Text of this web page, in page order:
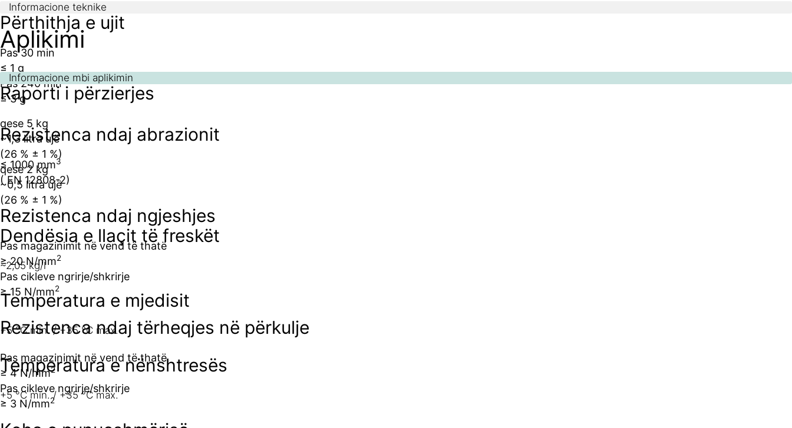
Informacione teknike
Përthithja e ujit
Pas 30 min
≤ 1 g
Pas 240 min
≤ 3 g
Rezistenca ndaj abrazionit
≤ 1000 mm3
( EN 12808-2)
Rezistenca ndaj ngjeshjes
Pas magazinimit në vend të thatë
≥ 20 N/mm2
Pas cikleve ngrirje/shkrirje
≥ 15 N/mm2
Rezistenca ndaj tërheqjes në përkulje
Pas magazinimit në vend të thatë
≥ 4 N/mm2
Pas cikleve ngrirje/shkrirje
≥ 3 N/mm2
Aplikimi
Informacione mbi aplikimin
Raporti i përzierjes
qese 5 kg
~1,3 litra ujë
(26 % ± 1 %)
qese 2 kg
~0,5 litra ujë
(26 % ± 1 %)
Dendësia e llaçit të freskët
~2,05 kg/l
Temperatura e mjedisit
+5 °C min. / +35 °C max.
Temperatura e nënshtresës
+5 °C min. / +35 °C max.